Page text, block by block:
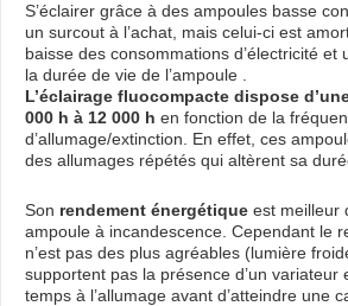
S’éclairer grâce à des ampoules basse
un surcout à l’achat, mais celui-ci est
baisse des consommations d’électricité et
la durée de vie de l’ampoule .
L’éclairage fluocompacte dispose
000 h à 12 000 h en fonction de la
d’allumage/extinction. En effet, ces
des allumages répétés qui altèrent sa
Son rendement énergétique est meilleur
ampoule à incandescence. Cependant le
n’est pas des plus agréables (lumière
supportent pas la présence d’un variateur
temps à l’allumage avant d’atteindre une